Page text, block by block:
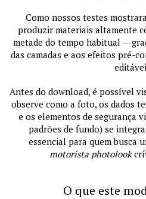
Como nossos testes
produzir materiais altamente
metade do tempo habitual —
das camadas e aos efeitos pré-
Antes do download, é possível
observe como a foto, os dados
e os elementos de segurança
padrões de fundo) se
essencial para quem busca
motorista photolook
O que este